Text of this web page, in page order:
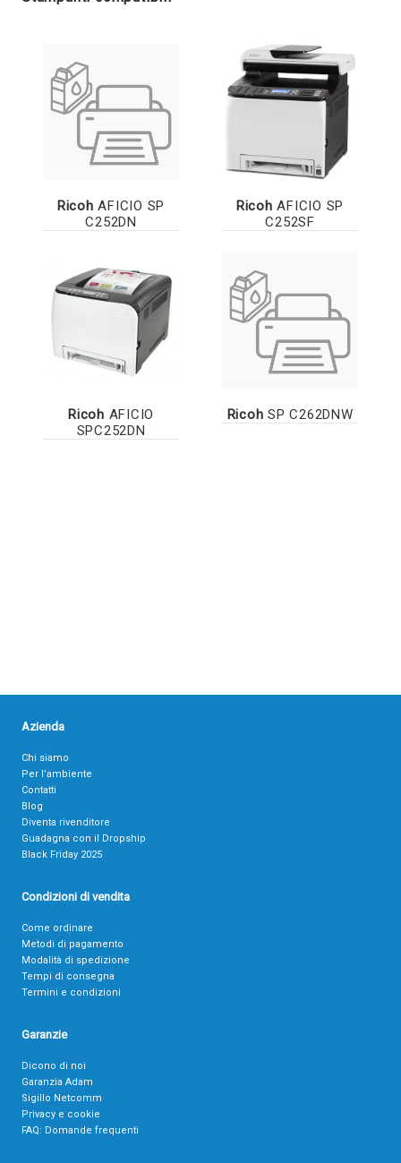
Ricoh AFICIO SP
C252DN
Ricoh AFICIO SP
C252SF
Ricoh AFICIO
SPC252DN
Ricoh SP C262DNW
Azienda
Chi siamo
Per l’ambiente
Contatti
Blog
Diventa rivenditore
Guadagna con il Dropship
Black Friday 2025
Condizioni di vendita
Come ordinare
Metodi di pagamento
Modalità di spedizione
Tempi di consegna
Termini e condizioni
Garanzie
Dicono di noi
Garanzia Adam
Sigillo Netcomm
Privacy e cookie
FAQ: Domande frequenti